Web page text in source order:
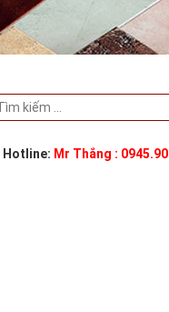
Hotline: Mr Thắng :